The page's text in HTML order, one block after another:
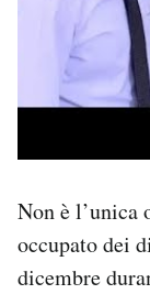
Non è l’unica
occupato dei
dicembre